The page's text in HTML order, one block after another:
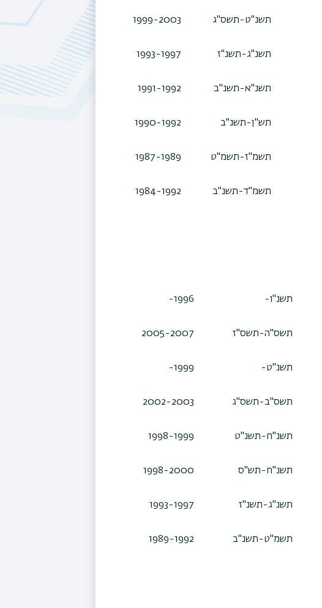
תשנ"ט-תשס"ג 1999-2003
תשנ"ג-תשנ"ז 1993-1997
תשנ"א-תשנ"ב 1991-1992
תש"ן-תשנ"ב 1990-1992
תשמ"ז-תשמ"ט 1987-1989
תשמ"ד-תשנ"ב 1984-1992
תשנ"ו- 1996-
תשס"ה-תשס"ז 2005-2007
תשנ"ט- 1999-
תשס"ב-תשס"ג 2002-2003
תשנ"ח-תשנ"ט 1998-1999
תשנ"ח-תש"ס 1998-2000
תשנ"ג-תשנ"ז 1993-1997
תשמ"ט-תשנ"ב 1989-1992